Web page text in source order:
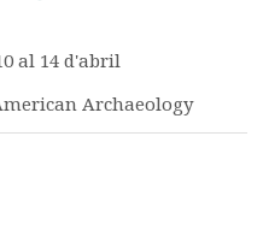
al 14 d'abril
Archaeology